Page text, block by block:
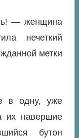
— женщина
нечеткий
метки
в одну, уже
их навершие
бутон